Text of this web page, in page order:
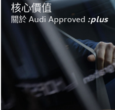
核心價值
關於 Audi Approved :plus